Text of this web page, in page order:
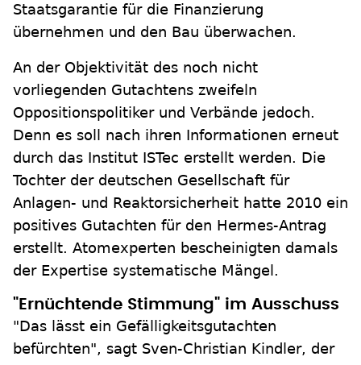
Staatsgarantie für die Finanzierung
übernehmen und den Bau überwachen.
An der Objektivität des noch nicht
vorliegenden Gutachtens zweifeln
Oppositionspolitiker und Verbände jedoch.
Denn es soll nach ihren Informationen erneut
durch das Institut ISTec erstellt werden. Die
Tochter der deutschen Gesellschaft für
Anlagen- und Reaktorsicherheit hatte 2010 ein
positives Gutachten für den Hermes-Antrag
erstellt. Atomexperten bescheinigten damals
der Expertise systematische Mängel.
"Ernüchtende Stimmung" im Ausschuss
"Das lässt ein Gefälligkeitsgutachten
befürchten", sagt Sven-Christian Kindler, der